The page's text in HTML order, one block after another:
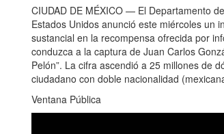
CIUDAD DE MÉXICO — El Departamento
Estados Unidos anunció este miércoles un
sustancial en la recompensa ofrecida por
conduzca a la captura de Juan Carlos
Pelón”. La cifra ascendió a 25 millones de
ciudadano con doble nacionalidad
Ventana Pública